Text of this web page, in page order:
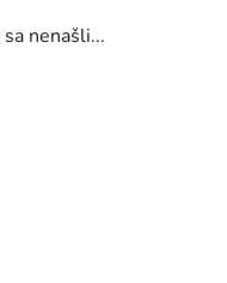
sa nenašli...